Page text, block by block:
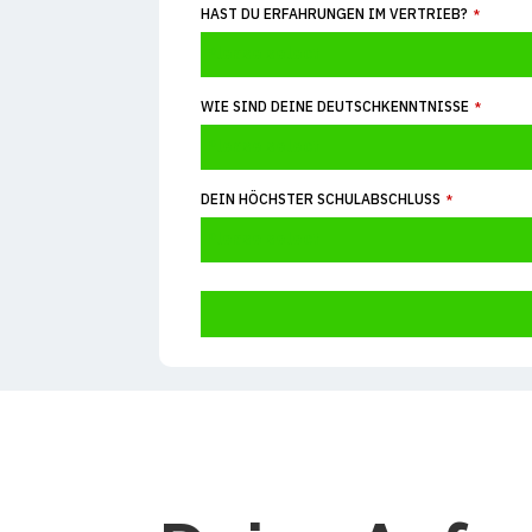
HAST DU ERFAHRUNGEN IM VERTRIEB? *
WIE SIND DEINE DEUTSCHKENNTNISSE *
DEIN HÖCHSTER SCHULABSCHLUSS *